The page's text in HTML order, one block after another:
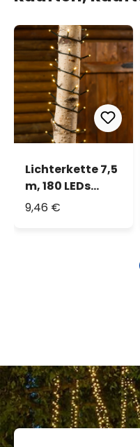
Lichterkette 7,5
m, 180 LEDs
warmweiß
9,46 €